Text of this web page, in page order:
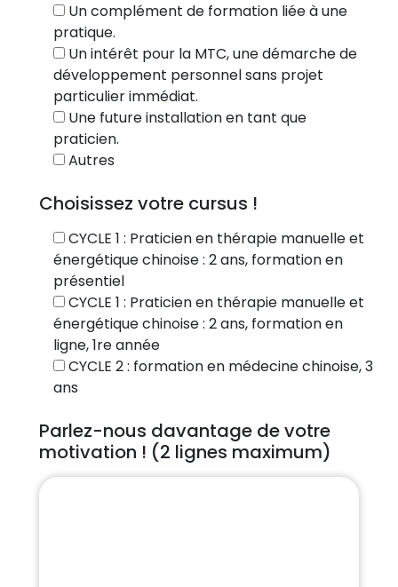
Un complément de formation liée à une
pratique.
Un intérêt pour la MTC, une démarche de
développement personnel sans projet
particulier immédiat.
Une future installation en tant que
praticien.
Autres
Choisissez votre cursus !
CYCLE 1 : Praticien en thérapie manuelle et
énergétique chinoise : 2 ans, formation en
présentiel
CYCLE 1 : Praticien en thérapie manuelle et
énergétique chinoise : 2 ans, formation en
ligne, 1re année
CYCLE 2 : formation en médecine chinoise, 3
ans
Parlez-nous davantage de votre
motivation ! (2 lignes maximum)